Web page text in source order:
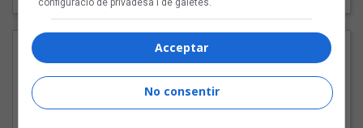
configuració de privadesa i de galetes.
Acceptar
No consentir